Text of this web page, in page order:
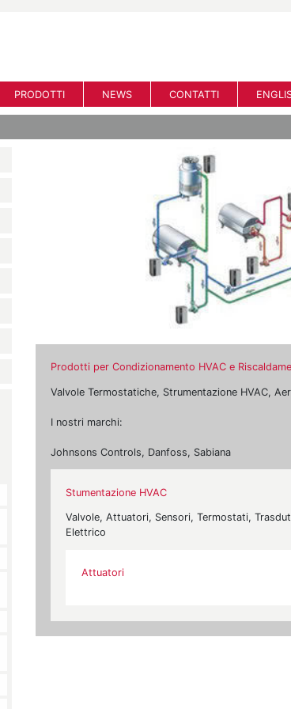
PRODOTTI NEWS CONTATTI
Prodotti per Condizionamento HVAC e
Valvole Termostatiche, Strumentazione HVAC,
I nostri marchi:
Johnsons Controls, Danfoss, Sabiana
Stumentazione HVAC
Valvole, Attuatori, Sensori, Termostati,
Elettrico
Attuatori